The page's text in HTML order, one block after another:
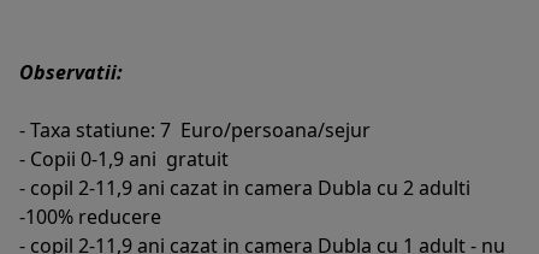
Observatii:
- Taxa statiune: 7 Euro/persoana/sejur
- Copii 0-1,9 ani gratuit
- copil 2-11,9 ani cazat in camera Dubla cu 2 adulti
-100% reducere
- copil 2-11,9 ani cazat in camera Dubla cu 1 adult - nu